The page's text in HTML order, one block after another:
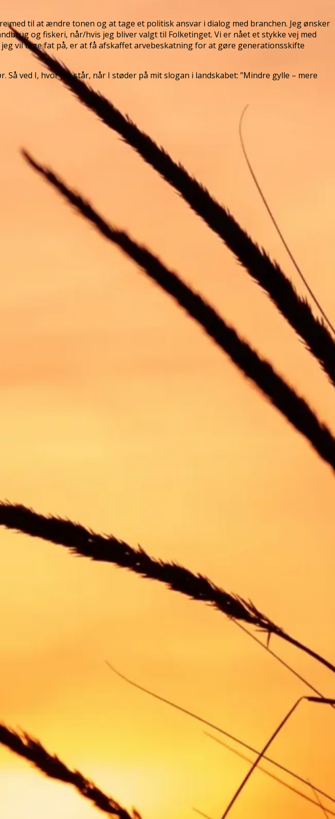
til at ændre tonen og at tage et politisk ansvar i dialog med branchen. Jeg ønsker
og fiskeri, når/hvis jeg bliver valgt til Folketinget. Vi er nået et stykke vej med
vil tage fat på, er at få afskaffet arvebeskatning for at gøre generationsskifte
ved I, hvor jeg står, når I støder på mit slogan i landskabet: ”Mindre gylle – mere